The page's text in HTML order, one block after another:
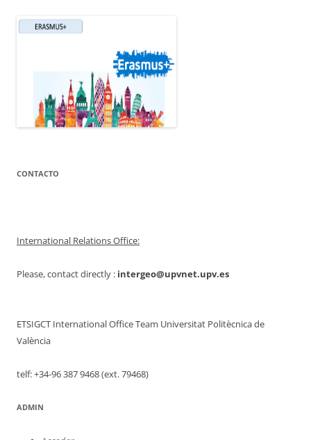
CONTACTO
International Relations Office:
Please, contact directly : intergeo@upvnet.upv.es
ETSIGCT International Office Team Universitat Politècnica de
València
telf: +34-96 387 9468 (ext. 79468)
ADMIN